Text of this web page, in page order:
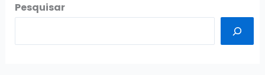
Pesquisar